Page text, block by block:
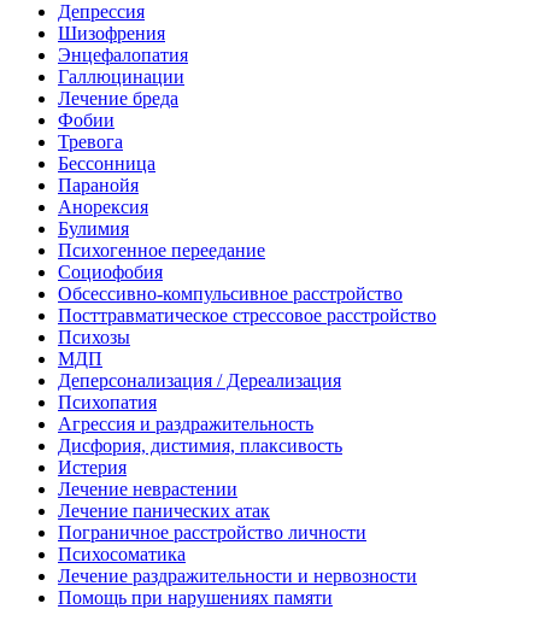
Депрессия
Шизофрения
Энцефалопатия
Галлюцинации
Лечение бреда
Фобии
Тревога
Бессонница
Паранойя
Анорексия
Булимия
Психогенное переедание
Социофобия
Обсессивно-компульсивное расстройство
Посттравматическое стрессовое расстройство
Психозы
МДП
Деперсонализация / Дереализация
Психопатия
Агрессия и раздражительность
Дисфория, дистимия, плаксивость
Истерия
Лечение неврастении
Лечение панических атак
Пограничное расстройство личности
Психосоматика
Лечение раздражительности и нервозности
Помощь при нарушениях памяти